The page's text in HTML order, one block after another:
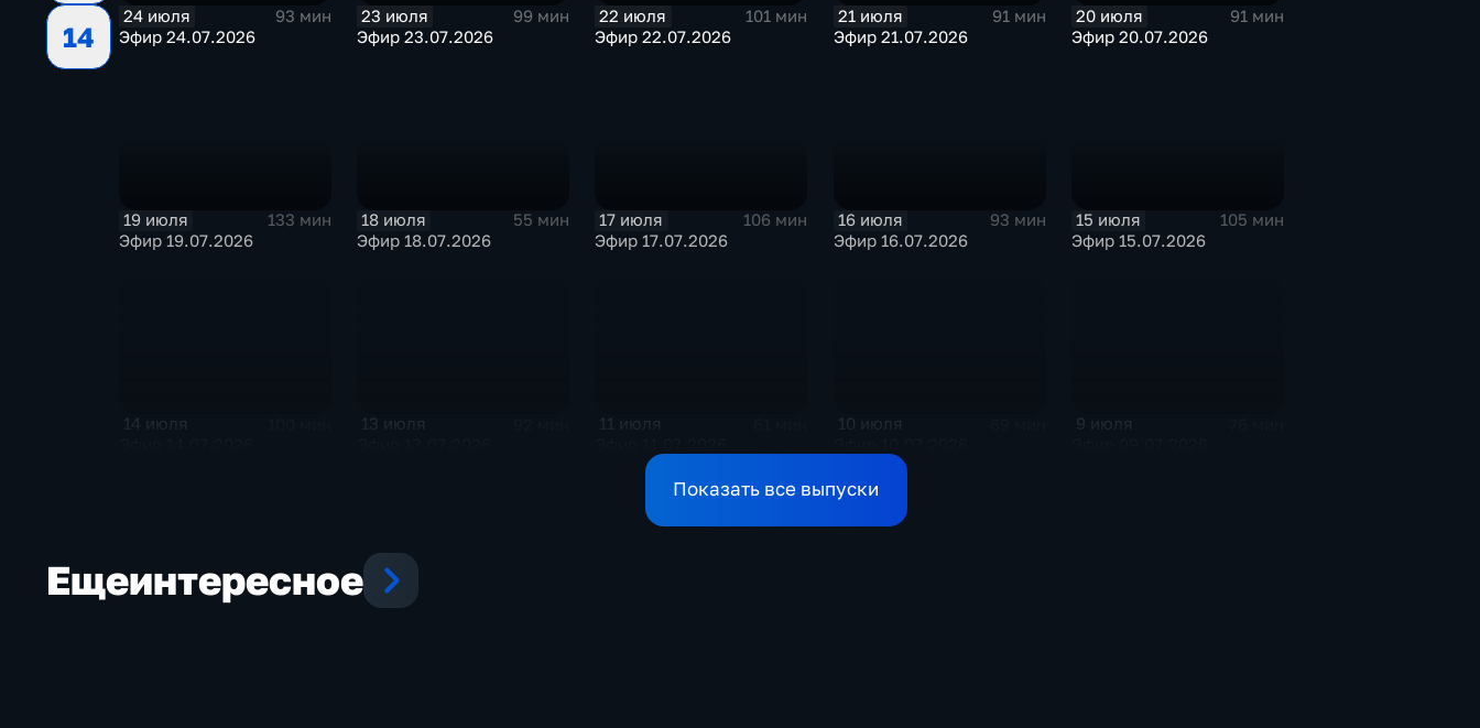
14
24 июля
93 мин
Эфир 24.07.2026
23 июля
99 мин
Эфир 23.07.2026
22 июля
101 мин
Эфир 22.07.2026
21 июля
91 мин
Эфир 21.07.2026
20 июля
91 мин
Эфир 20.07.2026
19 июля
133 мин
Эфир 19.07.2026
18 июля
55 мин
Эфир 18.07.2026
17 июля
106 мин
Эфир 17.07.2026
16 июля
93 мин
Эфир 16.07.2026
15 июля
105 мин
Эфир 15.07.2026
14 июля 13 июля 11 июля 10 июля 9 июля
Показать все выпуски
Ещеинтересное